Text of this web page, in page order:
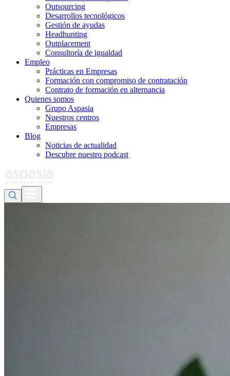
Outsourcing
Desarrollos tecnológicos
Gestión de ayudas
Headhunting
Outplacement
Consultoría de igualdad
Empleo
Prácticas en Empresas
Formación con compromiso de contratación
Contrato de formación en alternancia
Quienes somos
Grupo Aspasia
Nuestros centros
Empresas
Blog
Noticias de actualidad
Descubre nuestro podcast